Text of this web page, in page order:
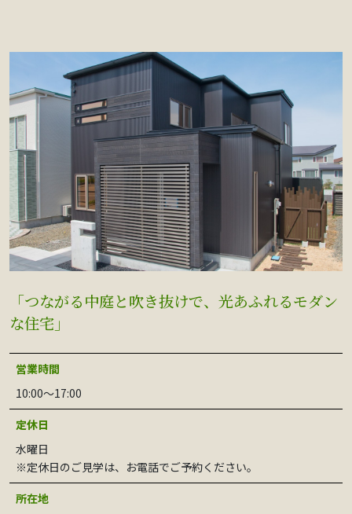
「つながる中庭と吹き抜けで、光あふれるモダン
な住宅」
営業時間
10:00〜17:00
定休日
水曜日
※定休日のご見学は、お電話でご予約ください。
所在地